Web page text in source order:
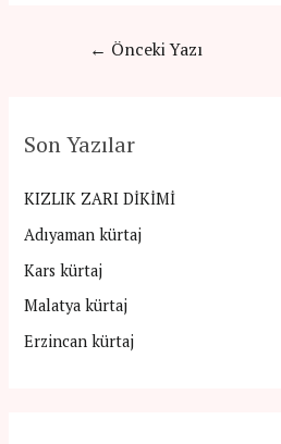
← Önceki Yazı
Son Yazılar
KIZLIK ZARI DİKİMİ
Adıyaman kürtaj
Kars kürtaj
Malatya kürtaj
Erzincan kürtaj